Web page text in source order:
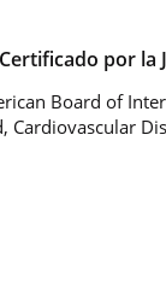
Certificado por la
Board of
Cardiovascular